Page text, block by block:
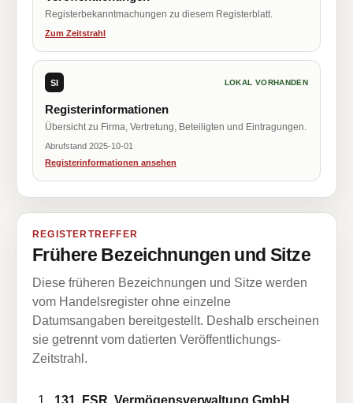
Registerbekanntmachungen zu diesem Registerblatt.
Zum Zeitstrahl
SI LOKAL VORHANDEN
Registerinformationen
Übersicht zu Firma, Vertretung, Beteiligten und Eintragungen.
Abrufstand 2025-10-01
Registerinformationen ansehen
REGISTERTREFFER
Frühere Bezeichnungen und Sitze
Diese früheren Bezeichnungen und Sitze werden
vom Handelsregister ohne einzelne
Datumsangaben bereitgestellt. Deshalb erscheinen
sie getrennt vom datierten Veröffentlichungs-
Zeitstrahl.
131. FSR. Vermögensverwaltung GmbH